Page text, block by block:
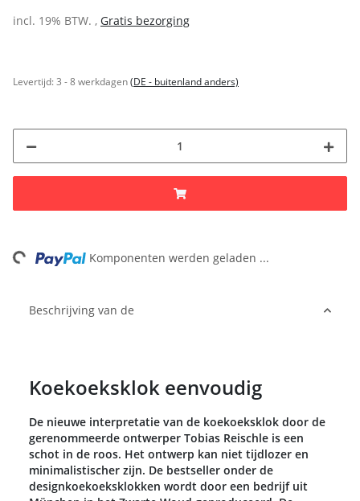
incl. 19% BTW. , Gratis bezorging
Levertijd:3 - 8 werkdagen(DE - buitenland anders)
Komponenten werden geladen ...
Beschrijving van de
Koekoeksklok eenvoudig
De nieuwe interpretatie van de koekoeksklok door de
gerenommeerde ontwerper Tobias Reischle is een
schot in de roos. Het ontwerp kan niet tijdlozer en
minimalistischer zijn. De bestseller onder de
designkoekoeksklokken wordt door een bedrijf uit